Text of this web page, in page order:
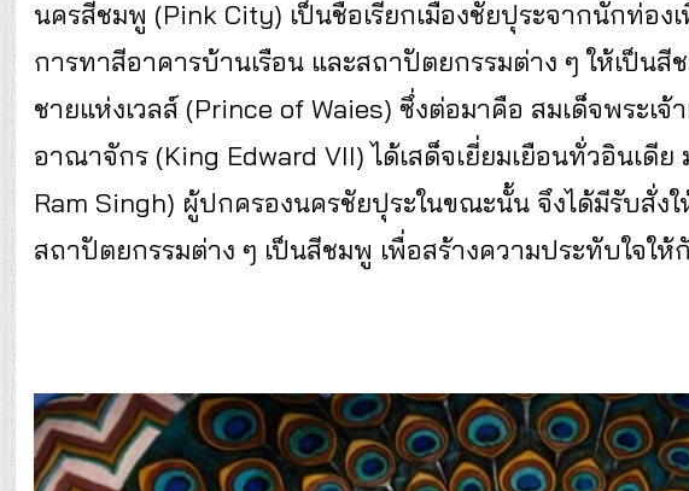
นครสีชมพู (Pink City) เป็นชื่อเรียกเมืองชัยปุระจากนักท่อง
การทาสีอาคารบ้านเรือน และสถาปัตยกรรมต่าง ๆ ให้เป็นสีช
ชายแห่งเวลส์ (Prince of Waies) ซึ่งต่อมาคือ สมเด็จพระเจ้
อาณาจักร (King Edward VII) ได้เสด็จเยี่ยมเยือนทั่วอินเดี
Ram Singh) ผู้ปกครองนครชัยปุระในขณะนั้น จึงได้มีรับสั่ง
สถาปัตยกรรมต่าง ๆ เป็นสีชมพู เพื่อสร้างความประทับใจให้